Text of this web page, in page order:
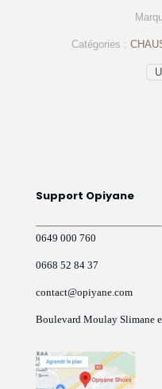
Catégories :
Support Opiyane
0649 000 760
0668 52 84 37
contact@opiyane.com
Boulevard Moulay Slimane